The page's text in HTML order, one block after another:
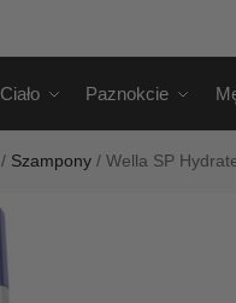
Ciało Paznokcie
/ Szampony /Wella SP